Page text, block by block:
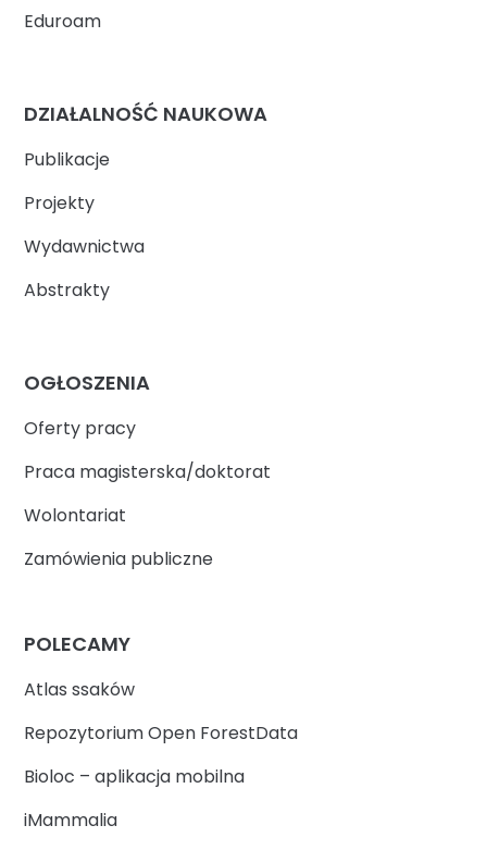
Eduroam
DZIAŁALNOŚĆ NAUKOWA
Publikacje
Projekty
Wydawnictwa
Abstrakty
OGŁOSZENIA
Oferty pracy
Praca magisterska/doktorat
Wolontariat
Zamówienia publiczne
POLECAMY
Atlas ssaków
Repozytorium Open ForestData
Bioloc – aplikacja mobilna
iMammalia